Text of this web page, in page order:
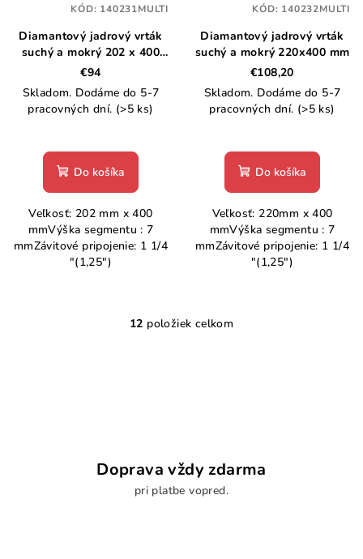
Diamantový jadrový vrták
suchý a mokrý 202 x 400
mm
€94
Skladom. Dodáme do 5-7
pracovných dní. (>5 ks)
Do košíka
Veľkosť: 202 mm x 400
mmVýška segmentu : 7
mmZávitové pripojenie: 1 1/4
"(1,25")
KÓD: 140231MULTI
Diamantový jadrový vrták
suchý a mokrý 220x400 mm
€108,20
Skladom. Dodáme do 5-7
pracovných dní. (>5 ks)
Do košíka
Veľkosť: 220mm x 400
mmVýška segmentu : 7
mmZávitové pripojenie: 1 1/4
"(1,25")
KÓD: 140232MULTI
O
i
e
p
12 položiek celkom
Doprava vždy zdarma
pri platbe vopred.